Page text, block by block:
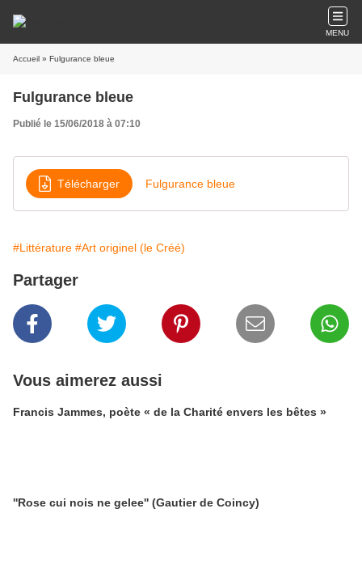
MENU
Accueil » Fulgurance bleue
Fulgurance bleue
Publié le 15/06/2018 à 07:10
Télécharger Fulgurance bleue
#Littérature #Art originel (le Créé)
Partager
Vous aimerez aussi
Francis Jammes, poète « de la Charité envers les bêtes »
''Rose cui nois ne gelee'' (Gautier de Coincy)